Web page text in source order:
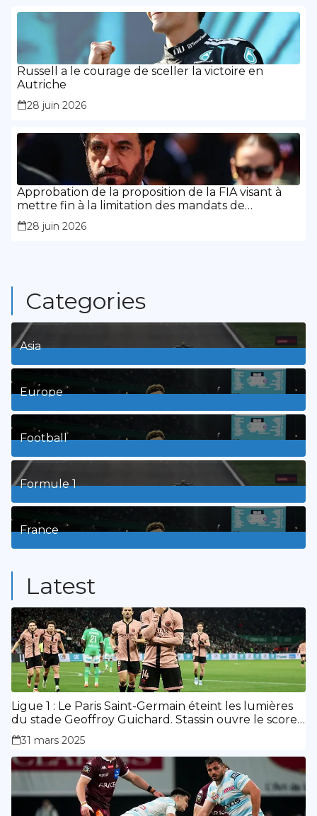
Russell a le courage de sceller la victoire en
Autriche
28 juin 2026
Approbation de la proposition de la FIA visant à
mettre fin à la limitation des mandats de
présidence
28 juin 2026
Categories
Asia
1Posts
Europe
3Posts
Football
8Posts
Formule 1
3Posts
France
Latest
Ligue 1 : Le Paris Saint-Germain éteint les lumières
du stade Geoffroy Guichard. Stassin ouvre le score,
doublé de Doué.
31 mars 2025